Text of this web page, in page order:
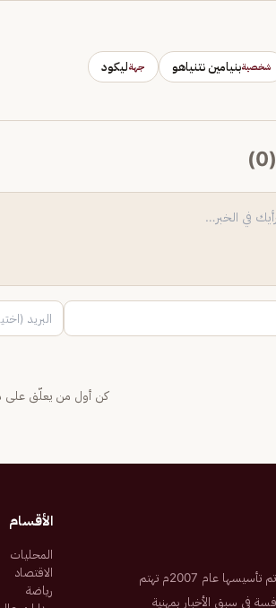
شخصيةبنيامين نتنياهو جهةليكود
(
0
)
كن أول من يعلّق على
صحيفة إلكترونية سعودية تم تأسيسها عام 2007م تهتم
في سبق الأخبار بمهنية
الأقسام
المحليات
الاقتصاد
رياضة